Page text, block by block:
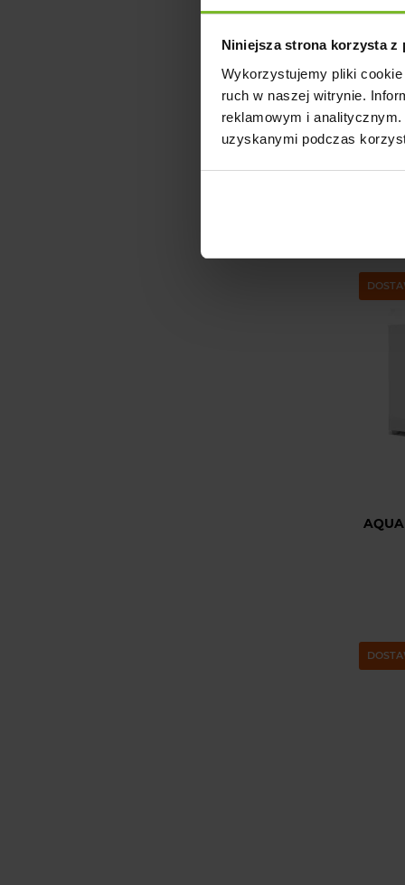
Niniejsza strona korzysta z
Wykorzystujemy pliki
ruch w naszej witrynie.
reklamowym i
uzyskanymi podczas